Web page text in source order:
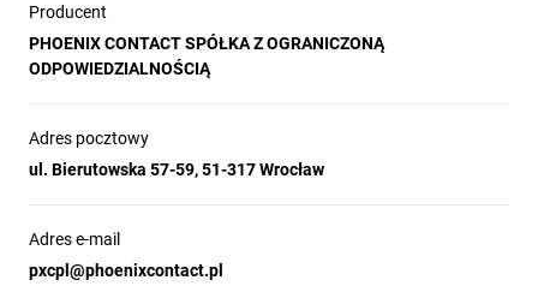
Producent
PHOENIX CONTACT SPÓŁKA Z OGRANICZONĄ
ODPOWIEDZIALNOŚCIĄ
Adres pocztowy
ul. Bierutowska 57-59, 51-317 Wrocław
Adres e-mail
pxcpl@phoenixcontact.pl